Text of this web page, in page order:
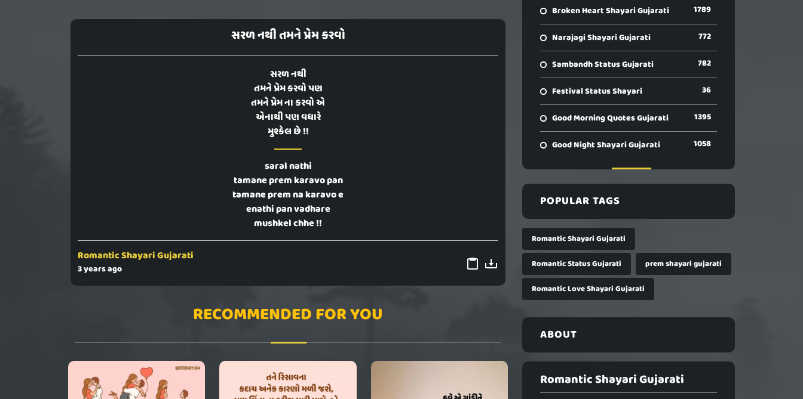
સરળ નથી તમને પ્રેમ કરવો
સરળ નથી
તમને પ્રેમ કરવો પણ
તમને પ્રેમ ના કરવો એ
એનાથી પણ વધારે
મુશ્કેલ છે !!
saral nathi
tamane prem karavo pan
tamane prem na karavo e
enathi pan vadhare
mushkel chhe !!
Romantic Shayari Gujarati
3 years ago
RECOMMENDED FOR YOU
Broken Heart Shayari Gujarati 1789
Narajagi Shayari Gujarati 772
Sambandh Status Gujarati 782
Festival Status Shayari 36
Good Morning Quotes Gujarati 1395
Good Night Shayari Gujarati 1058
POPULAR TAGS
Romantic Shayari Gujarati
Romantic Status Gujarati
prem shayari gujarati
Romantic Love Shayari Gujarati
ABOUT
Romantic Shayari Gujarati